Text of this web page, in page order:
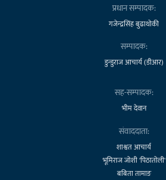
प्रधान सम्पादक:
गजेन्द्रसिंह बुढाथोकी
सम्पादक:
डुन्डुराज आचार्य (डीआर)
सह-सम्पादक:
भीम देवान
संवाददाता:
शाश्वत आचार्य
भूमिराज जोशी 'पिठातोली'
बबिता तामाङ